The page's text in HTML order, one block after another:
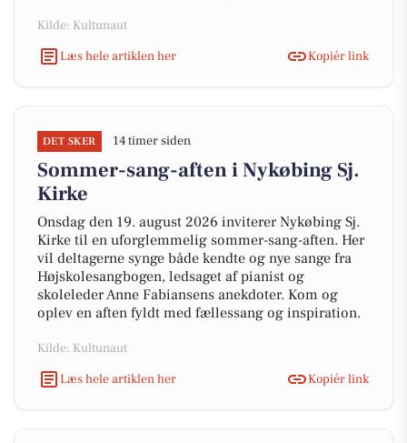
Kilde: Kultunaut
Læs hele artiklen her
Kopiér link
DET SKER 14 timer siden
Sommer-sang-aften i Nykøbing Sj.
Kirke
Onsdag den 19. august 2026 inviterer Nykøbing Sj.
Kirke til en uforglemmelig sommer-sang-aften. Her
vil deltagerne synge både kendte og nye sange fra
Højskolesangbogen, ledsaget af pianist og
skoleleder Anne Fabiansens anekdoter. Kom og
oplev en aften fyldt med fællessang og inspiration.
Kilde: Kultunaut
Læs hele artiklen her
Kopiér link